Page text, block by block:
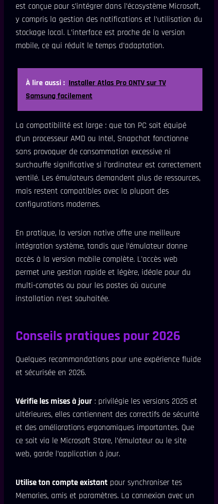
est conçue pour s’intégrer dans l’écosystème Microsoft,
y compris la gestion des notifications et l’utilisation du
stockage local. L’interface est proche de la version
mobile, ce qui réduit le temps d’adaptation.
À lire aussi : Installer Atlas Pro ONTV sur TV
Samsung facilement
La compatibilité est large : que ton PC soit équipé
d’un processeur AMD ou Intel, Snapchat fonctionne
sans provoquer de consommation excessive ni
surchauffe significative si l’ordinateur est correctement
ventilé. Les émulateurs demandent plus de ressources,
mais restent compatibles avec la plupart des
configurations modernes.
En pratique, la version native offre une meilleure
intégration système, tandis que l’émulateur donne
accès à la version mobile complète. L’accès web
permet une gestion rapide et légère, idéale pour du
multi-comptes ou pour les postes où aucune
installation n’est souhaitée.
Conseils pratiques pour 2026
Quelques recommandations pour une expérience fluide
et sécurisée en 2026.
Vérifie les mises à jour : privilégie les versions 2025 et
ultérieures, elles contiennent des correctifs de sécurité
et des améliorations ergonomiques importantes. Que
ce soit via le Microsoft Store, l’émulateur ou le site
web, garde l’application à jour.
Utilise ton compte existant pour synchroniser tes
Memories, amis et paramètres. La connexion avec un